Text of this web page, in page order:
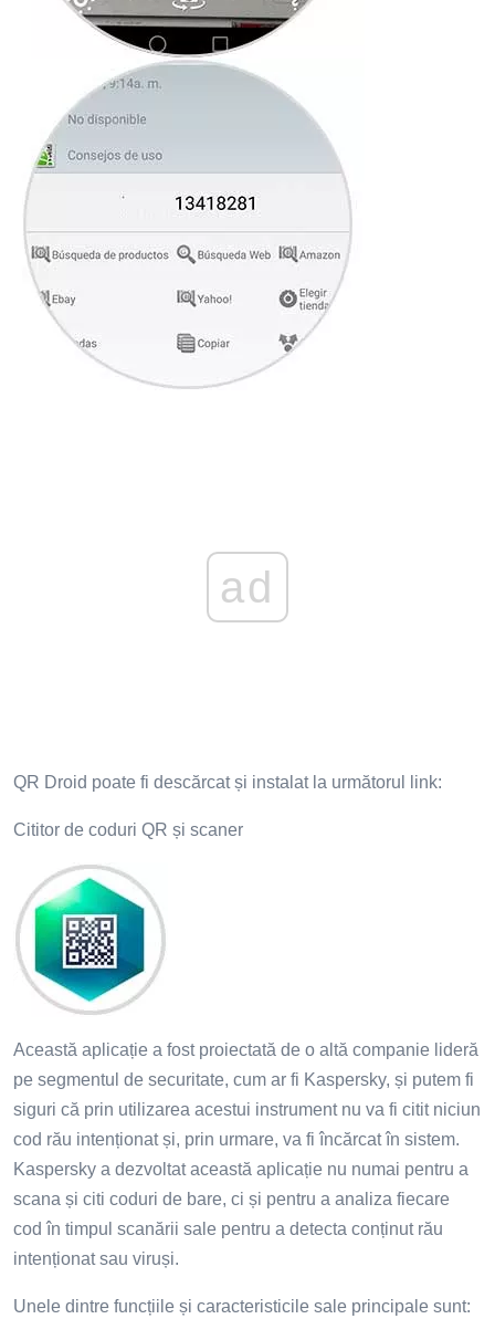
ad
QR Droid poate fi descărcat și instalat la următorul link:
Cititor de coduri QR și scaner
Această aplicație a fost proiectată de o altă companie lideră
pe segmentul de securitate, cum ar fi Kaspersky, și putem fi
siguri că prin utilizarea acestui instrument nu va fi citit niciun
cod rău intenționat și, prin urmare, va fi încărcat în sistem.
Kaspersky a dezvoltat această aplicație nu numai pentru a
scana și citi coduri de bare, ci și pentru a analiza fiecare
cod în timpul scanării sale pentru a detecta conținut rău
intenționat sau viruși.
Unele dintre funcțiile și caracteristicile sale principale sunt: